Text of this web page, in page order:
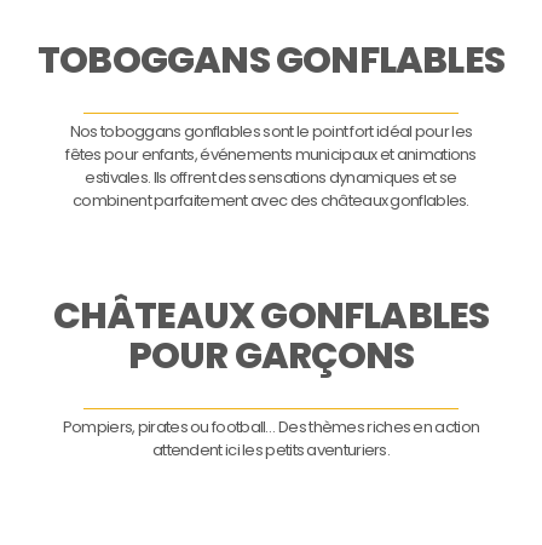
TOBOGGANS GONFLABLES
Nos toboggans gonflables sont le point fort idéal pour les
fêtes pour enfants, événements municipaux et animations
estivales. Ils offrent des sensations dynamiques et se
combinent parfaitement avec des châteaux gonflables.
CHÂTEAUX GONFLABLES
POUR GARÇONS
Pompiers, pirates ou football… Des thèmes riches en action
attendent ici les petits aventuriers.